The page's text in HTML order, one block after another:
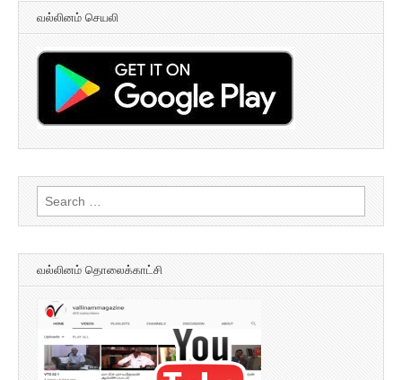
வல்லினம் செயலி
Search
for:
வல்லினம் தொலைக்காட்சி